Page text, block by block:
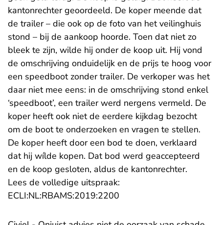
kantonrechter geoordeeld. De koper meende dat
de trailer – die ook op de foto van het veilinghuis
stond – bij de aankoop hoorde. Toen dat niet zo
bleek te zijn, wilde hij onder de koop uit. Hij vond
de omschrijving onduidelijk en de prijs te hoog voor
een speedboot zonder trailer. De verkoper was het
daar niet mee eens: in de omschrijving stond enkel
‘speedboot’, een trailer werd nergens vermeld. De
koper heeft ook niet de eerdere kijkdag bezocht
om de boot te onderzoeken en vragen te stellen.
De koper heeft door een bod te doen, verklaard
dat hij wílde kopen. Dat bod werd geaccepteerd
en de koop gesloten, aldus de kantonrechter.
Lees de volledige uitspraak:
ECLI:NL:RBAMS:2019:2200